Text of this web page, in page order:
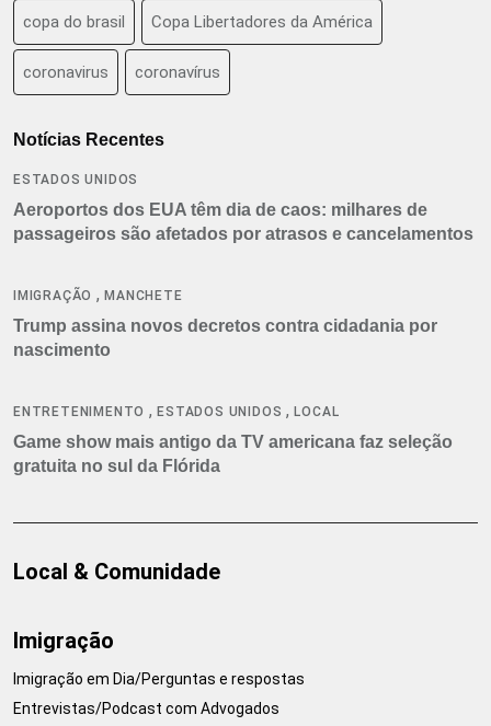
copa do brasil Copa Libertadores da América
coronavirus coronavírus
Notícias Recentes
ESTADOS UNIDOS
Aeroportos dos EUA têm dia de caos: milhares de
passageiros são afetados por atrasos e cancelamentos
IMIGRAÇÃO ,MANCHETE
Trump assina novos decretos contra cidadania por
nascimento
ENTRETENIMENTO ,ESTADOS UNIDOS ,LOCAL
Game show mais antigo da TV americana faz seleção
gratuita no sul da Flórida
Local & Comunidade
Imigração
Imigração em Dia/Perguntas e respostas
Entrevistas/Podcast com Advogados